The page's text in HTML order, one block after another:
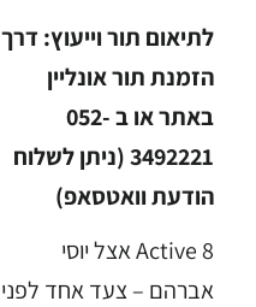
לתיאום תור וייעוץ: דרך
הזמנת תור אונליין
באתר או ב 052-
3492221 (ניתן לשלוח
הודעת וואטסאפ)
Active 8 אצל יוסי
אברהם – צעד אחד לפני